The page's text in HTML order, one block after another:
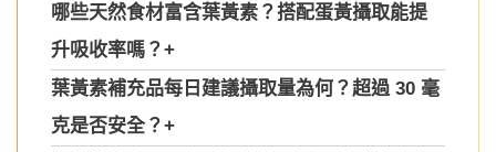
哪些天然食材富含葉黃素？搭配蛋黃攝取能提
升吸收率嗎？+
葉黃素補充品每日建議攝取量為何？超過 30 毫
克是否安全？+